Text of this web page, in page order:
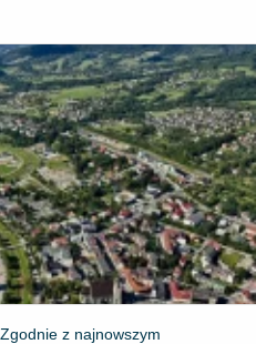
z najnowszym